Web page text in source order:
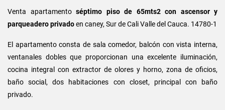
Venta apartamento séptimo piso de 65mts2 con ascensor y
parqueadero privadoen caney, Sur de Cali Valle del Cauca. 14780-1
El apartamento consta de sala comedor, balcón con vista interna,
ventanales dobles que proporcionan una excelente iluminación,
cocina integral con extractor de olores y horno, zona de oficios,
baño social, dos habitaciones con closet, principal con baño
privado.